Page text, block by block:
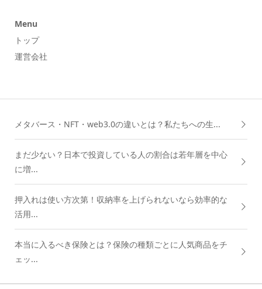
Menu
トップ
運営会社
メタバース・NFT・web3.0の違いとは？私たちへの生...
まだ少ない？日本で投資している人の割合は若年層を中心
に増...
押入れは使い方次第！収納率を上げられないなら効率的な
活用...
本当に入るべき保険とは？保険の種類ごとに人気商品をチ
ェッ...